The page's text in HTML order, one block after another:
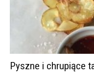
Pyszne i chrupiące